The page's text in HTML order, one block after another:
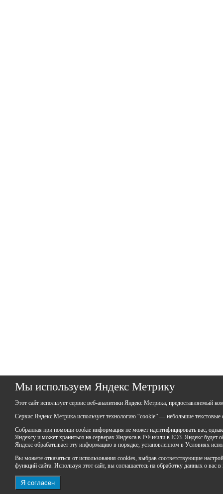
Мы используем Яндекс Метрику
Этот сайт использует сервис веб-аналитики Яндекс Метрика,
Сервис Яндекс Метрика использует технологию “cookie” — небольшие
Собранная при помощи cookie информация не может идентифицировать вас,
Яндексу и может храниться на серверах Яндекса в РФ и/или в ЕЭЗ. Яндекс будет
Яндекс обрабатывает эту информацию в порядке, установленном в Условиях
Вы можете отказаться от использования cookies, выбрав соответствующие
функций сайта. Используя этот сайт, вы соглашаетесь на обработку данных о вас
Я согласен